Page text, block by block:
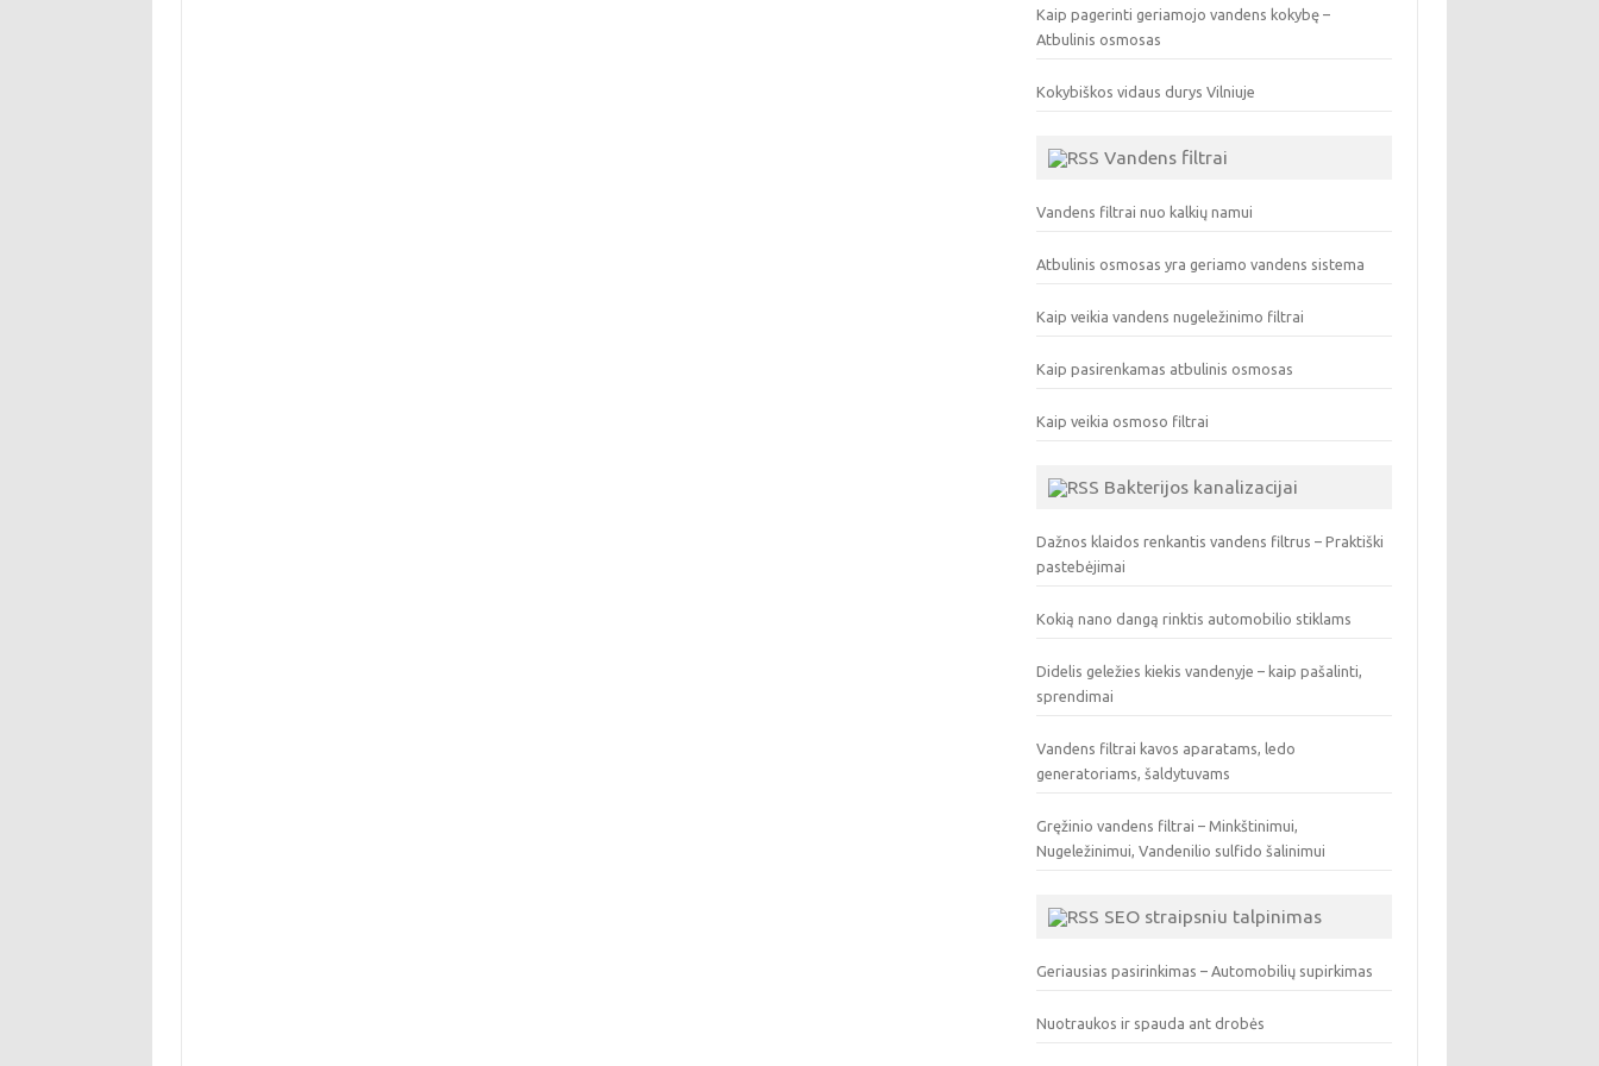
Kaip pagerinti geriamojo vandens kokybę –
Atbulinis osmosas
Kokybiškos vidaus durys Vilniuje
Vandens filtrai
Vandens filtrai nuo kalkių namui
Atbulinis osmosas yra geriamo vandens sistema
Kaip veikia vandens nugeležinimo filtrai
Kaip pasirenkamas atbulinis osmosas
Kaip veikia osmoso filtrai
Bakterijos kanalizacijai
Dažnos klaidos renkantis vandens filtrus – Praktiški
pastebėjimai
Kokią nano dangą rinktis automobilio stiklams
Didelis geležies kiekis vandenyje – kaip pašalinti,
sprendimai
Vandens filtrai kavos aparatams, ledo
generatoriams, šaldytuvams
Gręžinio vandens filtrai – Minkštinimui,
Nugeležinimui, Vandenilio sulfido šalinimui
SEO straipsniu talpinimas
Geriausias pasirinkimas – Automobilių supirkimas
Nuotraukos ir spauda ant drobės